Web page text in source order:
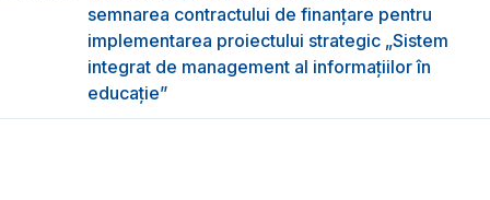
semnarea contractului de finanțare pentru
implementarea proiectului strategic „Sistem
integrat de management al informațiilor în
educație”